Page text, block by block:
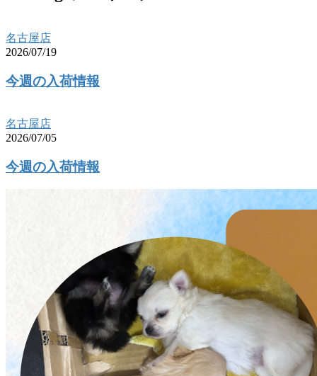
名古屋店
2026/07/19
今週の入荷情報
名古屋店
2026/07/05
今週の入荷情報